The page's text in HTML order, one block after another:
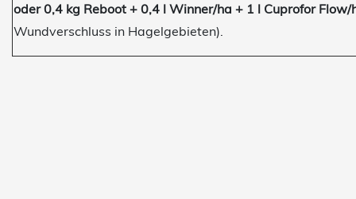
oder 0,4 kg Reboot + 0,4 l Winner/ha + 1 l Cuprofor Flow/
Wundverschluss in Hagelgebieten).